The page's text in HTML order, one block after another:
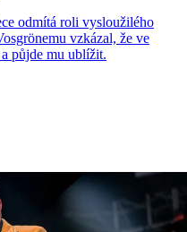
odmítá roli vysloužilého
vzkázal, že ve
půjde mu ublížit.